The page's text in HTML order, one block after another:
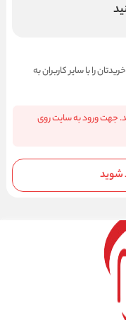
را با سایر کاربران به
جهت ورود به سایت روی
شوید